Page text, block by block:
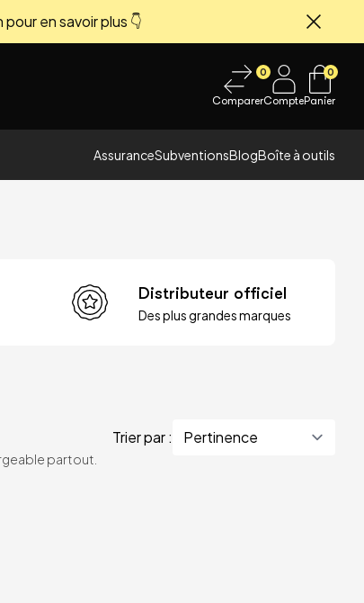
en savoir plus 👇
0
ComparerCompte
0
Panier
AssuranceSubventionsBlogBoîte à outils
Distributeur officiel
Des plus grandes marques
partout.
Trier par :